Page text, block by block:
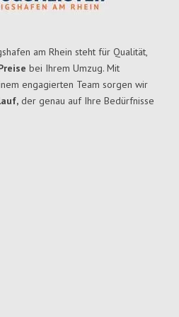
am Rhein steht für Qualität,
bei Ihrem Umzug. Mit
engagierten Team sorgen wir
der genau auf Ihre Bedürfnisse